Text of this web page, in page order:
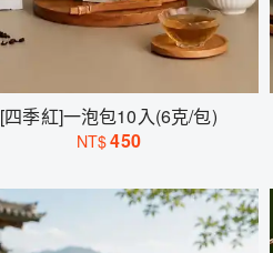
[四季紅]一泡包10入(6克/包)
NT$450